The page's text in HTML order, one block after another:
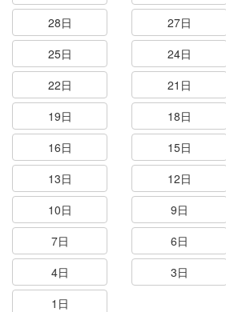
28日
27日
25日
24日
22日
21日
19日
18日
16日
15日
13日
12日
10日
9日
7日
6日
4日
3日
1日